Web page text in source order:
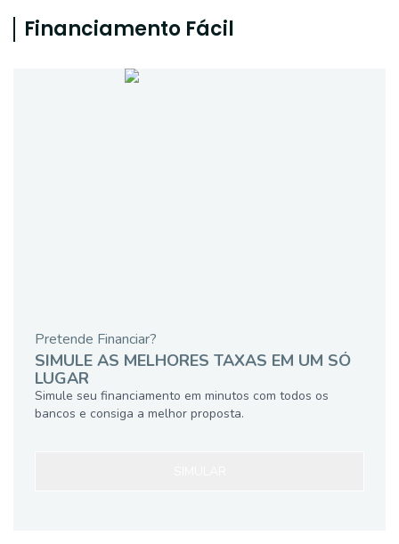
Financiamento Fácil
Pretende Financiar?
SIMULE AS MELHORES TAXAS EM UM SÓ
LUGAR
Simule seu financiamento em minutos com todos os
bancos e consiga a melhor proposta.